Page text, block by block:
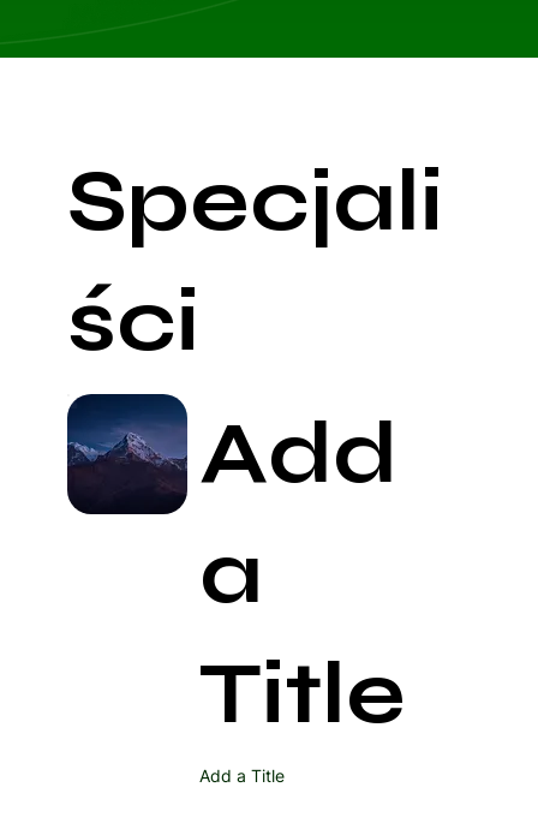
Specjali
ści
Add
a
Title
Add a Title